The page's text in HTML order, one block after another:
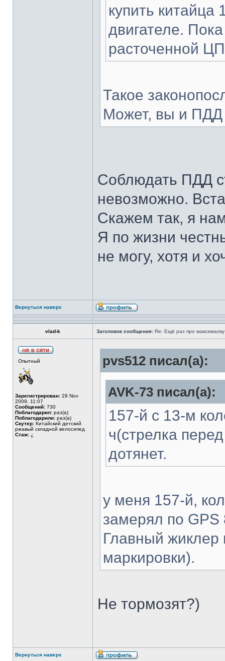
купить
двигателе.
расточенной
Такое
Может, вы и ПДД
Соблюдать ПДД
невозможно.
Скажем так, я
Я по жизни
не могу, хотя и
Вернуться наверх
vlad-k Заголовок сообщения: Re: Ещё раз про максималку
Опытный
Зарегистрирован: 29 Nov
2009, 11:07
Сообщений: 730
Поблагодарил: раз(а)
Поблагодарили: раз(а)
Скутер: Китайский детский
ржавый складной велосипед
Стаж: ¿
pvs512 писал(а):
AVK-73 писал(а):
157-й с 13-м
ч(стрелка
дотянет.
у меня 157-й,
замерял по GPS
Главный жиклер
маркировки).
Не тормозят?)
Вернуться наверх